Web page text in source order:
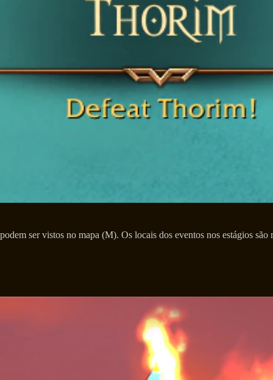
ser vistos no mapa (M). Os locais dos eventos nos estágios